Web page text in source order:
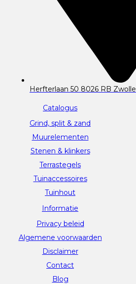
Herfterlaan 50 8026 RB Zwolle
Catalogus
Grind, split & zand
Muurelementen
Stenen & klinkers
Terrastegels
Tuinaccessoires
Tuinhout
Informatie
Privacy beleid
Algemene voorwaarden
Disclaimer
Contact
Blog